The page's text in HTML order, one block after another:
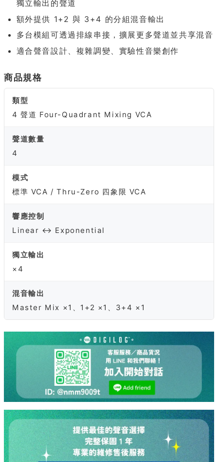
獨立輸出的聲道
額外提供 1+2 與 3+4 的分組混音輸出
多台模組可透過排線串接，擴展更多聲道並共享混音
適合聲音設計、複雜調變、實驗性音樂創作
商品規格
類型
4 聲道 Four-Quadrant Mixing VCA
聲道數量
4
模式
標準 VCA / Thru-Zero 四象限 VCA
響應控制
Linear ↔ Exponential
獨立輸出
×4
混音輸出
Master Mix ×1、1+2 ×1、3+4 ×1